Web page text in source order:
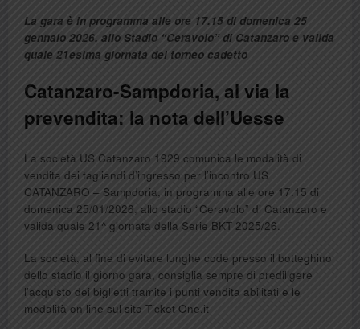
La gara è in programma alle ore 17.15 di domenica 25
gennaio 2026, allo Stadio “Ceravolo” di Catanzaro e valida
quale 21esima giornata del torneo cadetto
Catanzaro-Sampdoria, al via la
prevendita: la nota dell’Uesse
La società US Catanzaro 1929 comunica le modalità di
vendita dei tagliandi d’ingresso per l’incontro US
CATANZARO – Sampdoria, in programma alle ore 17:15 di
domenica 25/01/2026, allo stadio “Ceravolo” di Catanzaro e
valida quale 21^ giornata della Serie BKT 2025/26.
La società, al fine di evitare lunghe code presso il botteghino
dello stadio il giorno gara, consiglia sempre di prediligere
l’acquisto dei biglietti tramite i punti vendita abilitati e le
modalità on line sul sito Ticket One.it